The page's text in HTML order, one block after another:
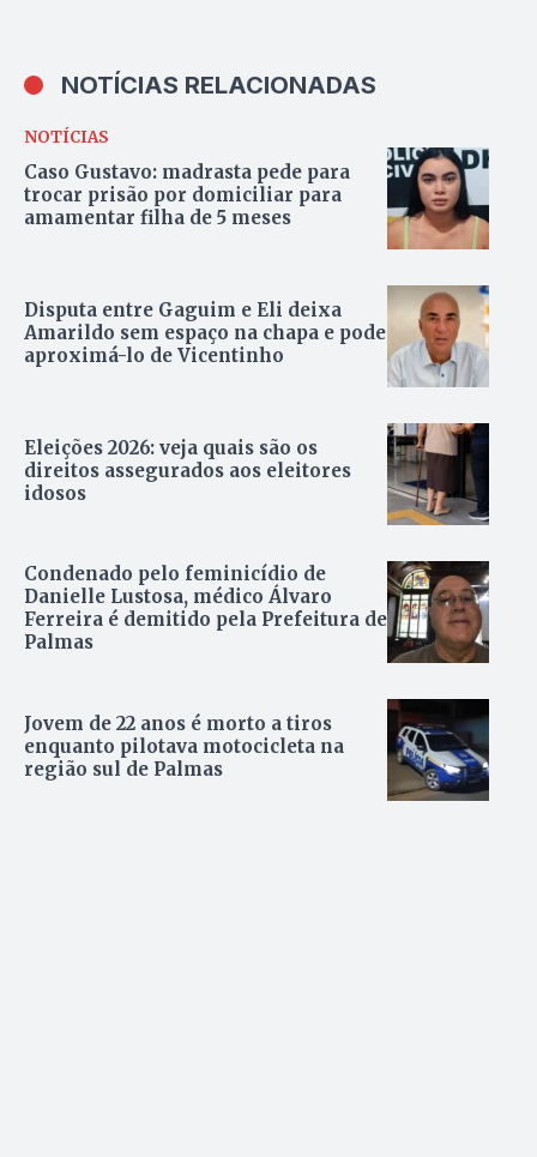
NOTÍCIAS RELACIONADAS
NOTÍCIAS
Caso Gustavo: madrasta pede para
trocar prisão por domiciliar para
amamentar filha de 5 meses
Disputa entre Gaguim e Eli deixa
Amarildo sem espaço na chapa e pode
aproximá-lo de Vicentinho
Eleições 2026: veja quais são os
direitos assegurados aos eleitores
idosos
Condenado pelo feminicídio de
Danielle Lustosa, médico Álvaro
Ferreira é demitido pela Prefeitura de
Palmas
Jovem de 22 anos é morto a tiros
enquanto pilotava motocicleta na
região sul de Palmas